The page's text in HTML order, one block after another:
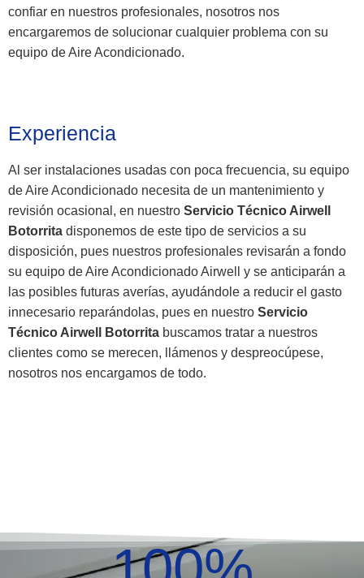
confiar en nuestros profesionales, nosotros nos
encargaremos de solucionar cualquier problema con su
equipo de Aire Acondicionado.
Experiencia
Al ser instalaciones usadas con poca frecuencia, su equipo
de Aire Acondicionado necesita de un mantenimiento y
revisión ocasional, en nuestro Servicio Técnico Airwell
Botorrita disponemos de este tipo de servicios a su
disposición, pues nuestros profesionales revisarán a fondo
su equipo de Aire Acondicionado Airwell y se anticiparán a
las posibles futuras averías, ayudándole a reducir el gasto
innecesario reparándolas, pues en nuestro Servicio
Técnico Airwell Botorrita buscamos tratar a nuestros
clientes como se merecen, llámenos y despreocúpese,
nosotros nos encargamos de todo.